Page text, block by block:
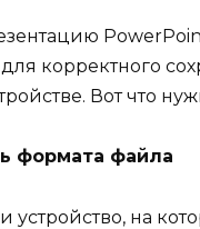
корректного
Вот что
формата файла
устройство, на